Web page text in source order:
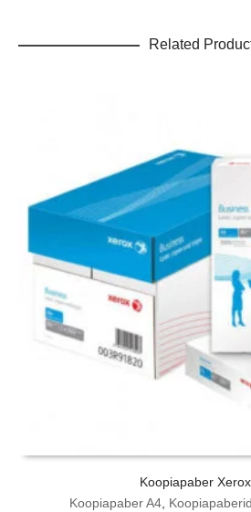
Related
Koopiapaber
Koopiapaber A4, Koopiapaberid